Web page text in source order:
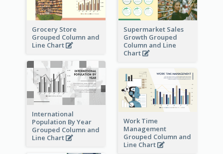
Grocery Store
Grouped Column and
Line Chart
Supermarket Sales
Growth Grouped
Column and Line
Chart
International
Population By Year
Grouped Column and
Line Chart
Work Time
Management
Grouped Column and
Line Chart